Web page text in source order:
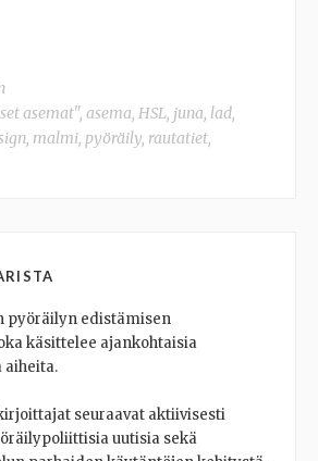
asemat", asema, HSL, juna, lad,
, malmi, pyöräily, rautatiet,
pyöräilyn edistämisen
käsittelee ajankohtaisia
seuraavat aktiivisesti
uutisia sekä